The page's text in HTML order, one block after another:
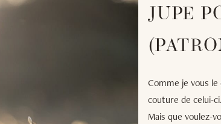
JUPE
Comme je vous
couture de celui-
Mais que voulez-